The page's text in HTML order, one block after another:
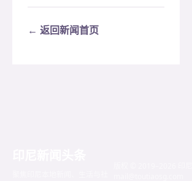
← 返回新闻首页